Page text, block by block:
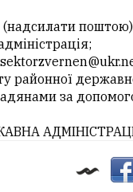
районної
за